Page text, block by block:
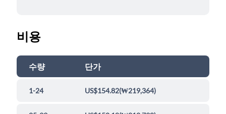
비용
수량 단가
1-24 US$154.82(₩219,364)